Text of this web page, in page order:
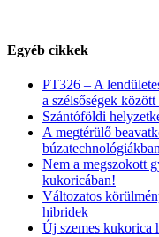
Egyéb cikkek
PT326 – A
a szélsőségek
Szántóföldi
A megtérülő
búzatechnológiákban
Nem a megszokott
kukoricában!
Változatos
hibridek
Új szemes kukorica